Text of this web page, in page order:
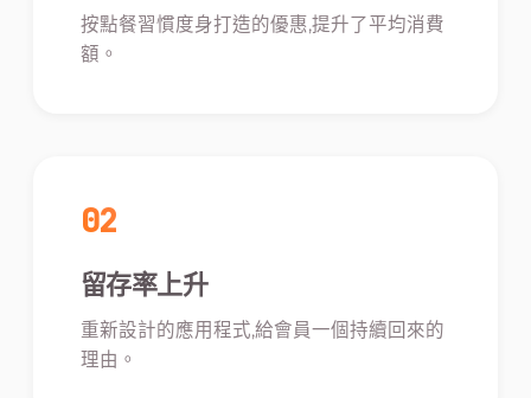
按點餐習慣度身打造的優惠,提升了平均消費
額。
02
留存率上升
重新設計的應用程式,給會員一個持續回來的
理由。